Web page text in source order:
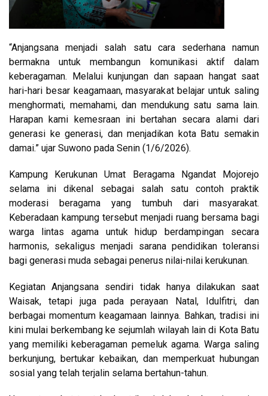
“Anjangsana menjadi salah satu cara sederhana namun
bermakna untuk membangun komunikasi aktif dalam
keberagaman. Melalui kunjungan dan sapaan hangat saat
hari-hari besar keagamaan, masyarakat belajar untuk saling
menghormati, memahami, dan mendukung satu sama lain.
Harapan kami kemesraan ini bertahan secara alami dari
generasi ke generasi, dan menjadikan kota Batu semakin
damai.” ujar Suwono pada Senin (1/6/2026).
Kampung Kerukunan Umat Beragama Ngandat Mojorejo
selama ini dikenal sebagai salah satu contoh praktik
moderasi beragama yang tumbuh dari masyarakat.
Keberadaan kampung tersebut menjadi ruang bersama bagi
warga lintas agama untuk hidup berdampingan secara
harmonis, sekaligus menjadi sarana pendidikan toleransi
bagi generasi muda sebagai penerus nilai-nilai kerukunan.
Kegiatan Anjangsana sendiri tidak hanya dilakukan saat
Waisak, tetapi juga pada perayaan Natal, Idulfitri, dan
berbagai momentum keagamaan lainnya. Bahkan, tradisi ini
kini mulai berkembang ke sejumlah wilayah lain di Kota Batu
yang memiliki keberagaman pemeluk agama. Warga saling
berkunjung, bertukar kebaikan, dan memperkuat hubungan
sosial yang telah terjalin selama bertahun-tahun.